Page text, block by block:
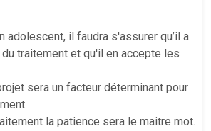
adolescent, il faudra s'assurer qu’il a
traitement et qu'il en accepte les
sera un facteur déterminant pour
la patience sera le maitre mot.